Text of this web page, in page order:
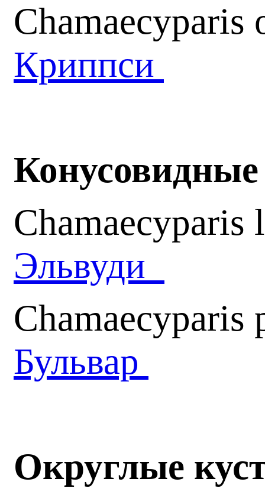
Криппси
Эльвуди
Бульвар
Округлые